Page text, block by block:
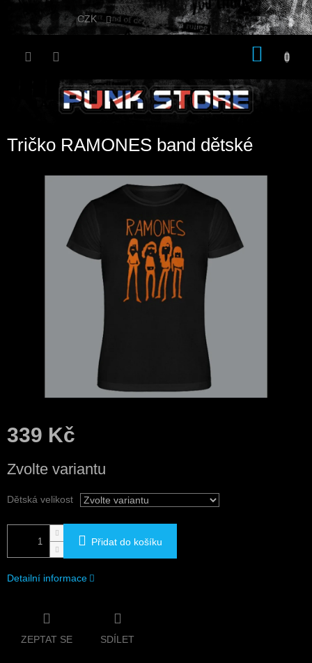
Přejít
CZK
Tričko RAMONES band dětské
339 Kč
cena:
Zvolte variantu
Dětská velikost
Přidat do košíku
Detailní informace
ZEPTAT SE SDÍLET